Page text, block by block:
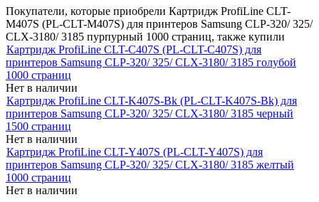
Покупатели, которые приобрели Картридж ProfiLine CLT-
M407S (PL-CLT-M407S) для принтеров Samsung CLP-320/ 325/
CLX-3180/ 3185 пурпурный 1000 страниц, также купили
Картридж ProfiLine CLT-C407S (PL-CLT-C407S) для
принтеров Samsung CLP-320/ 325/ CLX-3180/ 3185 голубой
1000 страниц
Нет в наличии
Картридж ProfiLine CLT-K407S-Bk (PL-CLT-K407S-Bk) для
принтеров Samsung CLP-320/ 325/ CLX-3180/ 3185 черный
1500 страниц
Нет в наличии
Картридж ProfiLine CLT-Y407S (PL-CLT-Y407S) для
принтеров Samsung CLP-320/ 325/ CLX-3180/ 3185 желтый
1000 страниц
Нет в наличии